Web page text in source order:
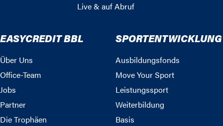
Live & auf Abruf
EASYCREDIT BBL
Über Uns
Office-Team
Jobs
Partner
Die Trophäen
SPORTENTWICKLUNG
Ausbildungsfonds
Move Your Sport
Leistungssport
Weiterbildung
Basis